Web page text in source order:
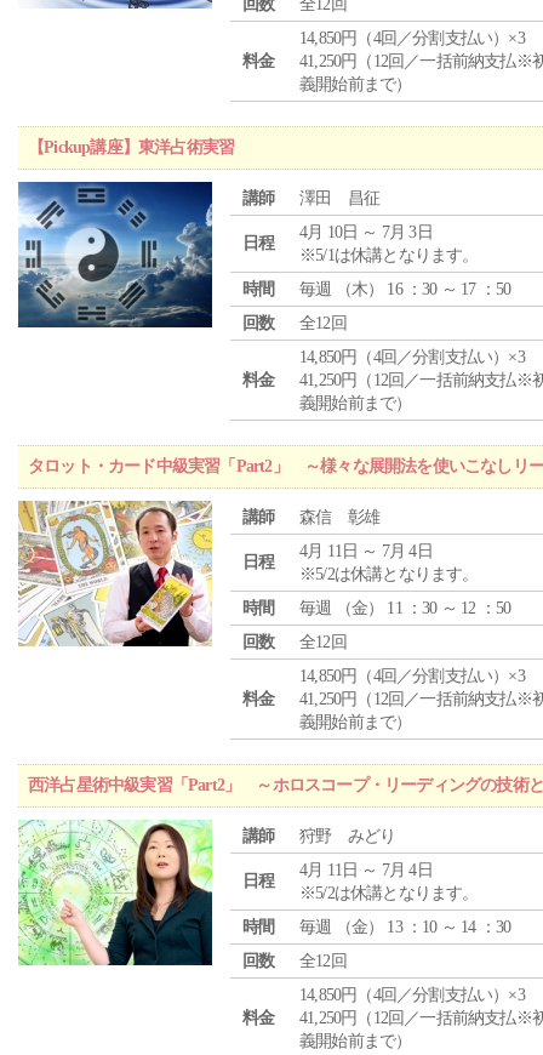
回数 全12回
料金
14,850円（4回／分割支払い）×3
41,250円（12回／一括前納支払※
義開始前まで）
【Pickup講座】東洋占術実習
講師 澤田 昌征
日程
4月 10日 ～ 7月 3日
※5/1は休講となります。
時間
毎週 （木） 16 ：30 ～ 17 ：50
回数
全12回
料金
14,850円（4回／分割支払い）×3
41,250円（12回／一括前納支払※
義開始前まで）
タロット・カード中級実習「Part2」 ～様々な展開法を使いこなしリ
講師 森信 彰雄
日程
4月 11日 ～ 7月 4日
※5/2は休講となります。
時間
毎週 （金） 11 ：30 ～ 12 ：50
回数
全12回
料金
14,850円（4回／分割支払い）×3
41,250円（12回／一括前納支払※
義開始前まで）
西洋占星術中級実習「Part2」 ～ホロスコープ・リーディングの技術
講師 狩野 みどり
日程
4月 11日 ～ 7月 4日
※5/2は休講となります。
時間
毎週 （金） 13 ：10 ～ 14 ：30
回数
全12回
料金
14,850円（4回／分割支払い）×3
41,250円（12回／一括前納支払※
義開始前まで）